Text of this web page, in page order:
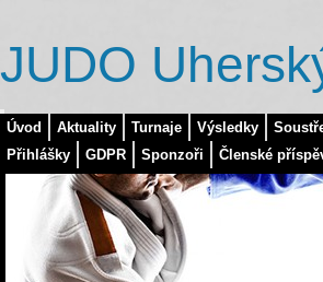
Úvod Aktuality Turnaje Výsledky
Přihlášky
GDPR Sponzoři Členské
JUDO